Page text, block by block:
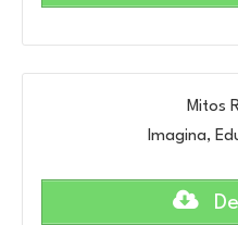
Mitos
Imagina,